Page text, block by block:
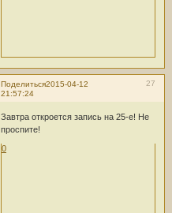
Поделиться 27
2015-04-12
21:57:24
Завтра откроется запись на 25-е! Не
проспите!
0